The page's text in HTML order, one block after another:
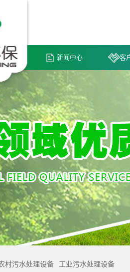
新闻中心 客
村污水处理设备 工业污水处理设备